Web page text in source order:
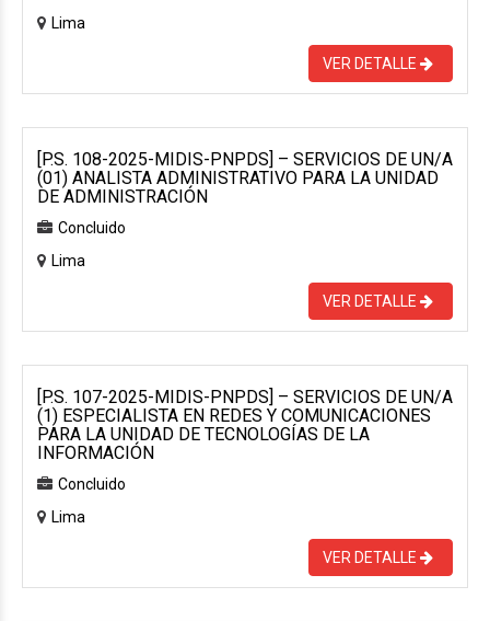
Lima
VER DETALLE
[P.S. 108-2025-MIDIS-PNPDS] – SERVICIOS DE UN/A
(01) ANALISTA ADMINISTRATIVO PARA LA UNIDAD
DE ADMINISTRACIÓN
Concluido
Lima
VER DETALLE
[P.S. 107-2025-MIDIS-PNPDS] – SERVICIOS DE UN/A
(1) ESPECIALISTA EN REDES Y COMUNICACIONES
PARA LA UNIDAD DE TECNOLOGÍAS DE LA
INFORMACIÓN
Concluido
Lima
VER DETALLE